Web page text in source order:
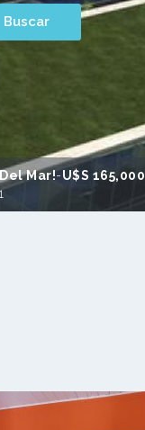
Mar!-U$s 165,000